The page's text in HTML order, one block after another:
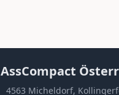
AssCompact
4563 Micheldorf,